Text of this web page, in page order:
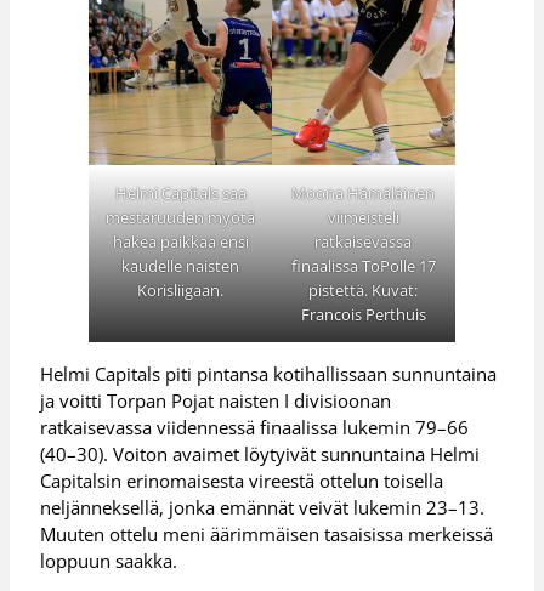
Helmi Capitals saa
mestaruuden myötä
hakea paikkaa ensi
kaudelle naisten
Korisliigaan.
Moona Hämäläinen
viimeisteli
ratkaisevassa
finaalissa ToPolle 17
pistettä. Kuvat:
Francois Perthuis
Helmi Capitals piti pintansa kotihallissaan sunnuntaina
ja voitti Torpan Pojat naisten I divisioonan
ratkaisevassa viidennessä finaalissa lukemin 79–66
(40–30). Voiton avaimet löytyivät sunnuntaina Helmi
Capitalsin erinomaisesta vireestä ottelun toisella
neljänneksellä, jonka emännät veivät lukemin 23–13.
Muuten ottelu meni äärimmäisen tasaisissa merkeissä
loppuun saakka.